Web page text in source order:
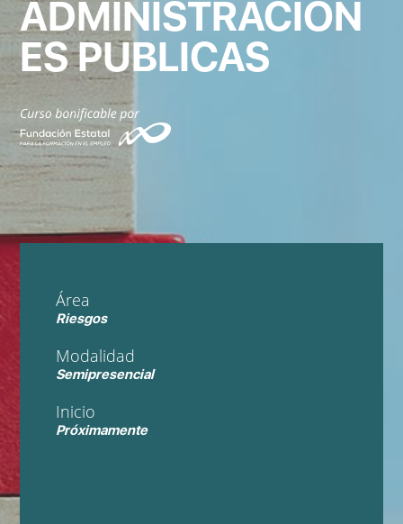
ADMINISTRACION
ES PUBLICAS
Área
Riesgos
Modalidad
Semipresencial
Inicio
Próximamente